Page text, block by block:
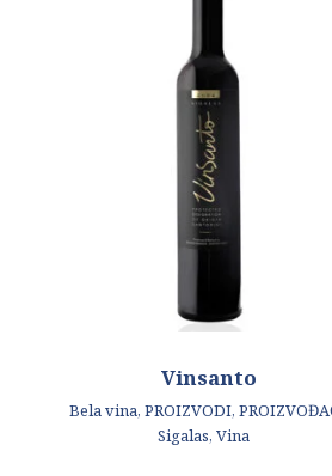
Vinsanto
Bela vina, PROIZVODI,
Sigalas, Vina